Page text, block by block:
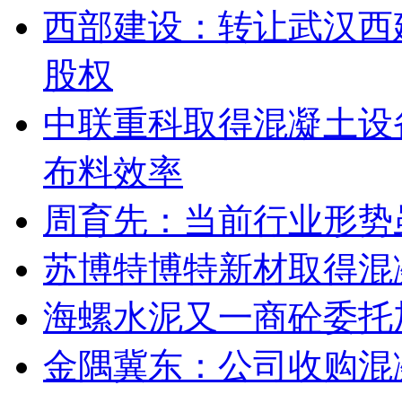
西部建设：转让武汉
股权
中联重科取得混凝土
布料效率
周育先：当前行业形
苏博特博特新材取得
海螺水泥又一商砼委
金隅冀东：公司收购